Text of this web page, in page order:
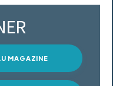
MAGAZINE